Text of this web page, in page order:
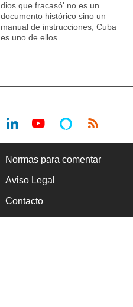
dios que fracasó' no es un
documento histórico sino un
manual de instrucciones; Cuba
es uno de ellos
Normas para comentar
Aviso Legal
Contacto